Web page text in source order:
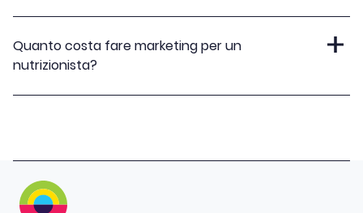
Quanto costa fare marketing per un
nutrizionista?